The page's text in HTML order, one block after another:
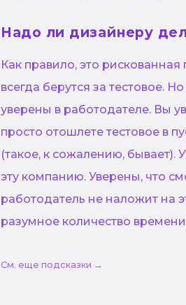
Надо ли дизайнеру
Как правило, это
всегда берутся за тестовое.
уверены в работодателе. Вы
просто отошлете тестовое в
(такое, к сожалению, бывает).
эту компанию. Уверены, что
работодатель не наложит на
разумное количество времени
См. еще подсказки →